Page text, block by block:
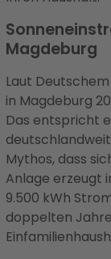
Magdeburg
Laut
in Magdeburg
Das entspricht
Mythos, dass
Anlage erzeugt
9.500 kWh
doppelten